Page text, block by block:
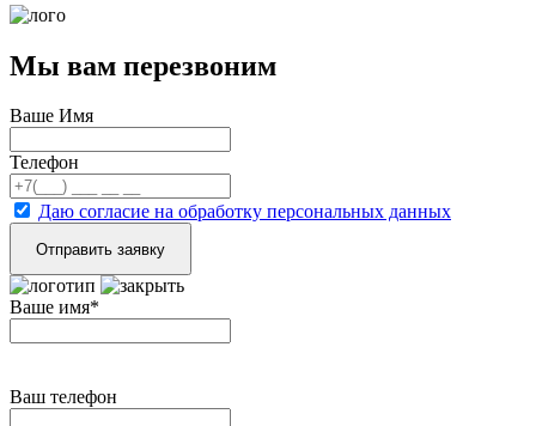
Мы вам перезвоним
Ваше Имя
Телефон
Даю согласие на обработку персональных данных
Ваше имя*
Ваш телефон